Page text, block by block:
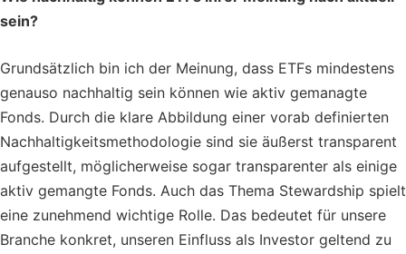
sein?
Grundsätzlich bin ich der Meinung, dass ETFs mindestens
genauso nachhaltig sein können wie aktiv gemanagte
Fonds. Durch die klare Abbildung einer vorab definierten
Nachhaltigkeitsmethodologie sind sie äußerst transparent
aufgestellt, möglicherweise sogar transparenter als einige
aktiv gemangte Fonds. Auch das Thema Stewardship spielt
eine zunehmend wichtige Rolle. Das bedeutet für unsere
Branche konkret, unseren Einfluss als Investor geltend zu